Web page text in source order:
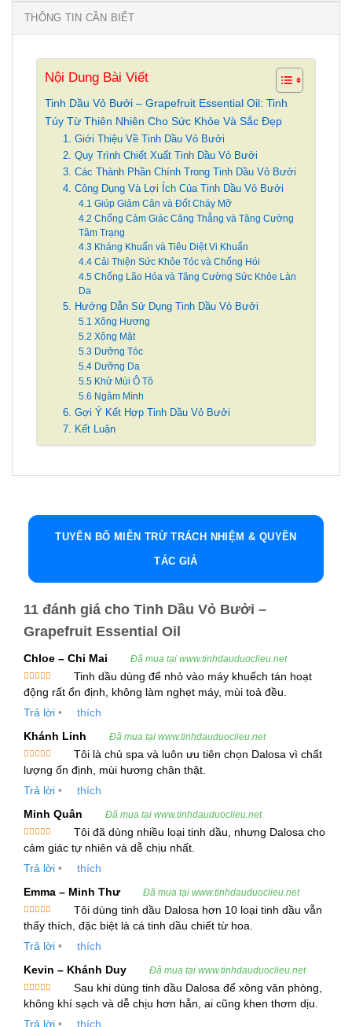
THÔNG TIN CẦN BIẾT
Nội Dung Bài Viết
Tinh Dầu Vỏ Bưởi – Grapefruit Essential Oil: Tinh
Túy Từ Thiên Nhiên Cho Sức Khỏe Và Sắc Đẹp
1. Giới Thiệu Về Tinh Dầu Vỏ Bưởi
2. Quy Trình Chiết Xuất Tinh Dầu Vỏ Bưởi
3. Các Thành Phần Chính Trong Tinh Dầu Vỏ Bưởi
4. Công Dụng Và Lợi Ích Của Tinh Dầu Vỏ Bưởi
4.1 Giúp Giảm Cân và Đốt Cháy Mỡ
4.2 Chống Cảm Giác Căng Thẳng và Tăng Cường
Tâm Trạng
4.3 Kháng Khuẩn và Tiêu Diệt Vi Khuẩn
4.4 Cải Thiện Sức Khỏe Tóc và Chống Hói
4.5 Chống Lão Hóa và Tăng Cường Sức Khỏe Làn
Da
5. Hướng Dẫn Sử Dụng Tinh Dầu Vỏ Bưởi
5.1 Xông Hương
5.2 Xông Mặt
5.3 Dưỡng Tóc
5.4 Dưỡng Da
5.5 Khử Mùi Ô Tô
5.6 Ngâm Mình
6. Gợi Ý Kết Hợp Tinh Dầu Vỏ Bưởi
7. Kết Luận
Tinh dầu vỏ bưởi (Grapefruit Essential Oil) là một
trong những sản phẩm thiên nhiên tuyệt vời với
thơm tươi mát, tinh dầu này không chỉ giúp thư
giãn mà còn mang lại những tác dụng chữa trị và
Trong bài viết này, chúng ta sẽ cùng khám phá
các đặc tính, công dụng, hướng dẫn sử dụng và
bạn tận dụng tối đa các lợi ích từ loại tinh dầu
tuyệt vời này.
Tinh dầu vỏ bưởi, hay còn gọi là
Grapefruit
Essential Oil, là loại tinh dầu được chiết xuất từ
vỏ của quả bưởi, một loại trái cây thuộc họ Cam
(Rutaceae). Vỏ bưởi chứa nhiều thành phần hóa
học quý giá như Limonene, a-pinen, linalool,
geraniol và citral, mang lại một mùi thơm đặc
trưng nhẹ nhàng, tươi mát.
Tinh dầu này được sử dụng rộng rãi trong các liệu
pháp làm đẹp, thư giãn, giảm căng thẳng và chăm
sóc sức khỏe.
TUYÊN BỐ MIỄN TRỪ TRÁCH NHIỆM & QUYỀN
TÁC GIẢ
11 đánh giá cho Tinh Dầu Vỏ Bưởi –
Grapefruit Essential Oil
Chloe – Chi Mai Đã mua tại www.tinhdauduoclieu.net
Được xếp
hạng5 5
Tinh dầu dùng để nhỏ vào máy khuếch tán hoạt
động rất ổn định, không làm nghẹt máy, mùi toả đều.
Trả lời •
thích
Khánh Linh
Đã mua tại www.tinhdauduoclieu.net
Được xếp
hạng55
Tôi là chủ spa và luôn ưu tiên chọn Dalosa vì chất
lượng ổn định, mùi hương chân thật.
Trả lời •
thích
Minh Quân
Đã mua tại www.tinhdauduoclieu.net
Được xếp
hạng 55
Tôi đã dùng nhiều loại tinh dầu, nhưng Dalosa cho
cảm giác tự nhiên và dễ chịu nhất.
Trả lời •
thích
Emma – Minh Thư
Đã mua tại www.tinhdauduoclieu.net
Được xếp
hạng 5
Tôi dùng tinh dầu Dalosa hơn 10 loại tinh dầu vẫn
thấy thích, đặc biệt là cá tinh dầu chiết từ hoa.
Trả lời •
thích
Kevin – Khánh Duy
Đã mua tại www.tinhdauduoclieu.net
Được xếp
hạng55
Sau khi dùng tinh dầu Dalosa để xông văn phòng,
không khí sạch và dễ chịu hơn hẳn, ai cũng khen thơm dịu.
Trả lời •
thích